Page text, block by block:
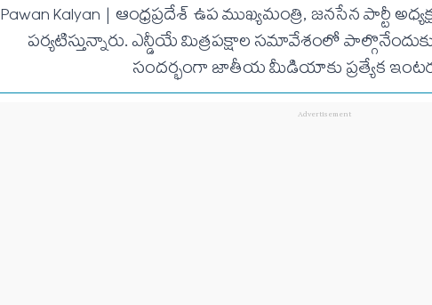
Pawan Kalyan | ఆంధ్రప్రదేశ్ ఉప ముఖ్యమంత్రి, జనసేన పార్టీ
పర్యటిస్తున్నారు. ఎన్డీయే మిత్రపక్షాల సమావేశంలో
సందర్భంగా జాతీయ మీడియాకు ప్రత్యేక